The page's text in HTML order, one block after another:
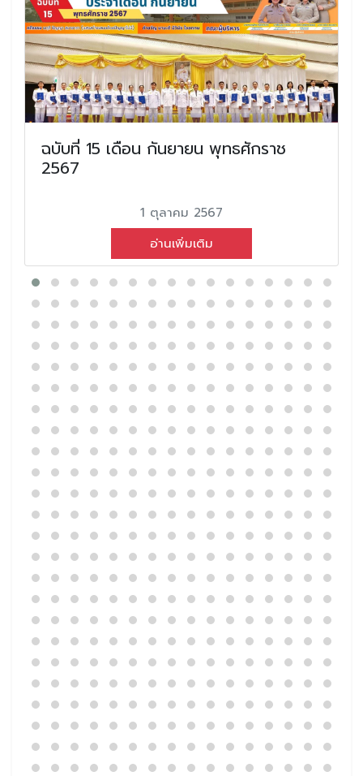
ฉบับที่ 15 เดือน กันยายน พุทธศักราช
2567
1 ตุลาคม 2567
อ่านเพิ่มเติม